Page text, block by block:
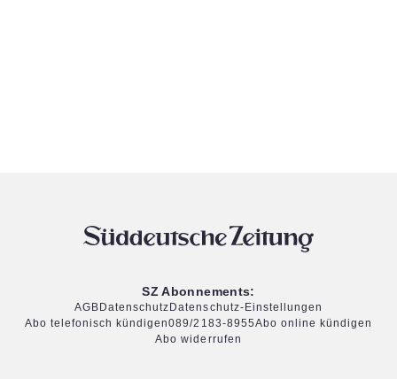
SZ Abonnements:
AGB Datenschutz Datenschutz-Einstellungen
Abo telefonisch kündigen089/2183-8955Abo online kündigen
Abo widerrufen